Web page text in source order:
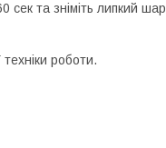
сек та зніміть липкий шар
роботи.